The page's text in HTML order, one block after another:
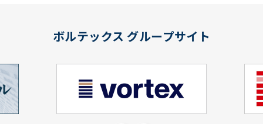
ボルテックス グループサイト